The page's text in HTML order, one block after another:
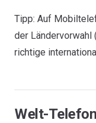
Tipp: Auf
der Ländervorwahl
richtige
Welt-